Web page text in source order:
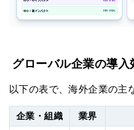
グローバル企業の導入
以下の表で、海外企業の主
企業・組織 業界